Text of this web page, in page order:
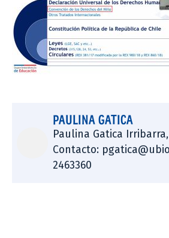
PAULINA GATICA
Paulina Gatica
Contacto:
2463360